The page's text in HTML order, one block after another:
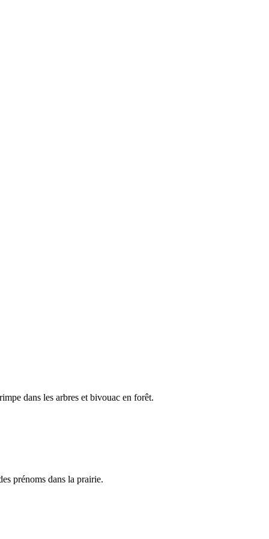
dans les arbres et bivouac en forêt.
prénoms dans la prairie.